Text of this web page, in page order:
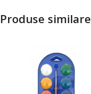
Produse similare